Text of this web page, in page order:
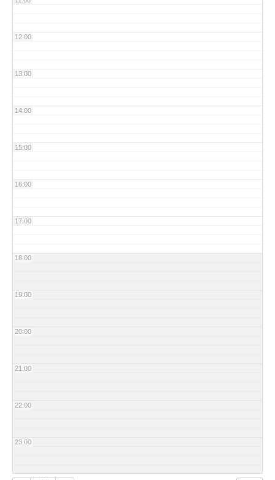
12:00
13:00
14:00
15:00
16:00
17:00
18:00
19:00
20:00
21:00
22:00
23:00